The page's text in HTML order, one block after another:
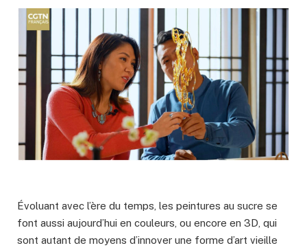
Évoluant avec l’ère du temps, les peintures au sucre se
font aussi aujourd’hui en couleurs, ou encore en 3D, qui
sont autant de moyens d’innover une forme d’art vieille